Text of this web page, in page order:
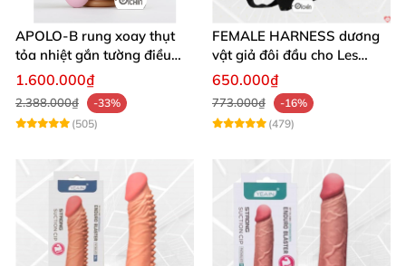
APOLO-B rung xoay thụt
tỏa nhiệt gắn tường điều
khiển từ xa đa chế độ
1.600.000₫
2.388.000₫
-33%
(505)
FEMALE HARNESS dương
vật giả đôi đầu cho Les
massage cực sướng
650.000₫
773.000₫
-16%
(479)